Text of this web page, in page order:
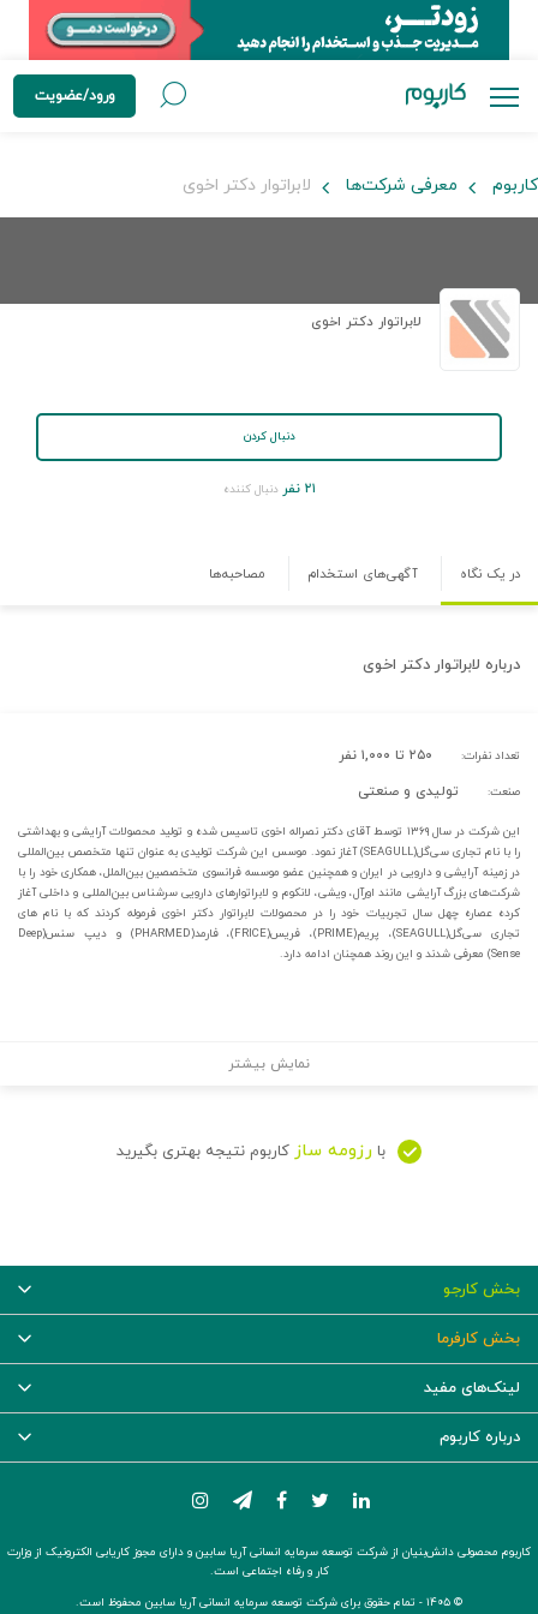
ورود/عضویت
کاربوم معرفی شرکت‌ها لابراتوار دکتر اخوی
لابراتوار دکتر اخوی
دنبال کردن
۲۱ نفر دنبال کننده
در یک نگاه آگهی‌های استخدام مصاحبه‌ها
درباره لابراتوار دکتر اخوی
تعداد نفرات: ۲۵۰ تا ۱,۰۰۰ نفر
صنعت: تولیدی و صنعتی
این شرکت در سال ۱۳۶۹ توسط آقای دکتر نصراله اخوی تاسیس شده و تولید محصولات آرایشی و بهداشتی
را با نام تجاری سی‌گل(SEAGULL) آغاز نمود. موسس این شرکت تولیدی به عنوان تنها متخصص بین‌المللی
در زمینه آرایشی و دارویی در ایران و همچنین عضو موسسه فرانسوی متخصصین بین‌الملل، همکاری خود را با
شرکت‌های بزرگ آرایشی مانند اورآل، ویشی، لانکوم و لابراتوارهای دارویی سرشناس بین‌المللی و داخلی آغاز
کرده عصاره چهل سال تجربیات خود را در محصولات لابراتوار دکتر اخوی فرموله کردند که با نام های
تجاری سی‌گل(SEAGULL)، پریم(PRIME)، فریس(FRICE)، فارمد(PHARMED) و دیپ سنس(Deep
Sense) معرفی شدند و این روند همچنان ادامه دارد.
نمایش بیشتر
با رزومه ساز کاربوم نتیجه بهتری بگیرید
بخش کارجو
بخش کارفرما
لینک‌های مفید
درباره کاربوم
کاربوم محصولی دانش‌بنیان از شرکت توسعه سرمایه انسانی آریا سابین و دارای مجوز کاریابی الکترونیک از وزارت
کار و رفاه اجتماعی است.
© ۱۴۰۵ -
تمام حقوق برای شرکت توسعه سرمایه انسانی آریا سابین محفوظ است.